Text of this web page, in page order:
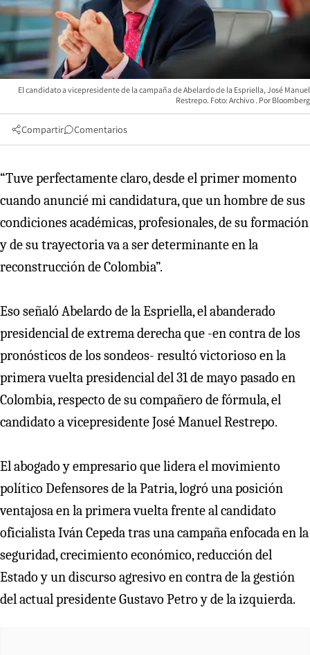
El candidato a vicepresidente de la campaña de Abelardo de la Espriella, José Manuel
Restrepo. Foto: Archivo
Bloomberg
Compartir Comentarios
“Tuve perfectamente claro, desde el primer momento
cuando anuncié mi candidatura, que un hombre de sus
condiciones académicas, profesionales, de su formación
y de su trayectoria va a ser determinante en la
reconstrucción de Colombia”.
Eso señaló Abelardo de la Espriella, el abanderado
presidencial de extrema derecha que -en contra de los
pronósticos de los sondeos- resultó victorioso en la
primera vuelta presidencial del 31 de mayo pasado en
Colombia, respecto de su compañero de fórmula, el
candidato a vicepresidente José Manuel Restrepo.
El abogado y empresario que lidera el movimiento
político Defensores de la Patria, logró una posición
ventajosa en la primera vuelta frente al candidato
oficialista Iván Cepeda tras una campaña enfocada en la
seguridad, crecimiento económico, reducción del
Estado y un discurso agresivo en contra de la gestión
del actual presidente Gustavo Petro y de la izquierda.